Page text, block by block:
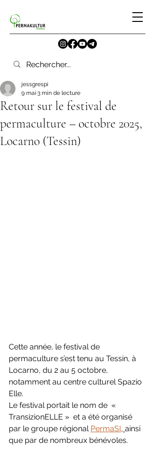
Retour sur le festival de
permaculture – octobre 2025,
Locarno (Tessin)
jessgrespi
9 mai 3 min de lecture
Cette année, le festival de
permaculture s’est tenu au Tessin, à
Locarno, du 2 au 5 octobre,
notamment au centre culturel Spazio
Elle.
Le festival portait le nom de  «
TransizionELLE »  et a été organisé
par le groupe régional PermaSI, ainsi
que par de nombreux bénévoles.